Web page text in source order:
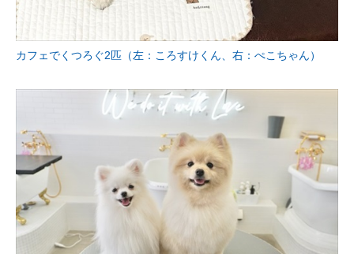
カフェでくつろぐ2匹（左：ころすけくん、右：ぺこちゃん）